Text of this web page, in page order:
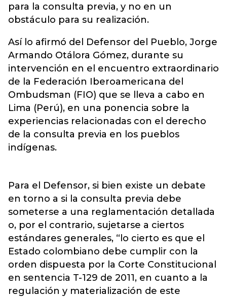
para la consulta previa, y no en un
obstáculo para su realización.
Así lo afirmó del Defensor del Pueblo, Jorge
Armando Otálora Gómez, durante su
intervención en el encuentro extraordinario
de la Federación Iberoamericana del
Ombudsman (FIO) que se lleva a cabo en
Lima (Perú), en una ponencia sobre la
experiencias relacionadas con el derecho
de la consulta previa en los pueblos
indígenas.
Para el Defensor, si bien existe un debate
en torno a si la consulta previa debe
someterse a una reglamentación detallada
o, por el contrario, sujetarse a ciertos
estándares generales, “lo cierto es que el
Estado colombiano debe cumplir con la
orden dispuesta por la Corte Constitucional
en sentencia T-129 de 2011, en cuanto a la
regulación y materialización de este